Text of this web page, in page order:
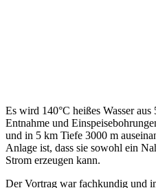
Es wird 140°C heißes Wasser
Entnahme und
und in 5 km Tiefe 3000 m
Anlage ist, dass sie sowohl ein
Strom erzeugen kann.
Der Vortrag war fachkundig und